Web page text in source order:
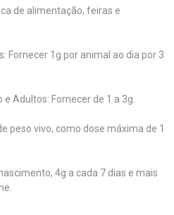
de alimentação, feiras e
Fornecer 1g por animal ao dia por 3
Adultos: Fornecer de 1 a 3g.
peso vivo, como dose máxima de 1
4g a cada 7 dias e mais